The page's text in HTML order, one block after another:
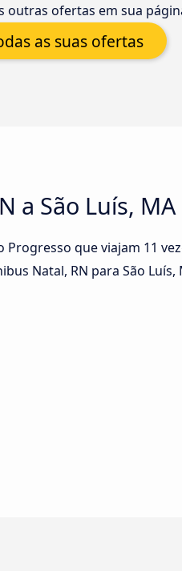
outras ofertas em sua
as suas ofertas
a São Luís, MA
que viajam 11
Natal, RN para São Luís,